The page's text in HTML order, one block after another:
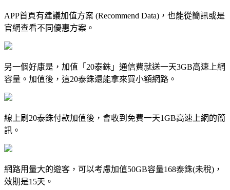
APP首頁有建議加值方案 (Recommend Data)，也能從簡訊或是
官網查看不同優惠方案。
另一個好康是，加值「20泰銖」通信費就送一天3GB高速上網
容量。加值後，這20泰銖還能拿來買小額網路。
線上刷20泰銖付款加值後，會收到免費一天1GB高速上網的簡
訊。
網路用量大的遊客，可以考慮加值50GB容量168泰銖(未稅)，
效期是15天。